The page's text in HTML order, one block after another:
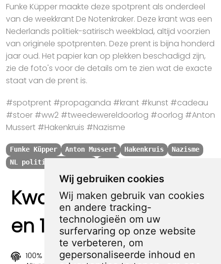
Wij gebruiken cookies
Wij maken gebruik van cookies
en andere tracking-
technologieën om uw
surfervaring op onze website
te verbeteren, om
gepersonaliseerde inhoud en
Funke Küpper maakte deze spotprent als onderdeel
van de weekkrant De Notenkraker. Deze krant was een
Nederlands politiek-satirisch weekblad, altijd voorzien
van originele spotprenten. Deze prent is bijna honderd
jaar oud. Het papier kan op plekken beschadigd zijn,
zie de foto's voor de details om te zien wat de exacte
staat van de prent is.
#spotprent #propaganda #krant #kunst #cadeau
#stoer #ww2 #tweedewereldoorlog #oorlog #Anton
Mussert #Hakenkruis #Nazisme
Funke Küpper Anton Mussert Hakenkruis
Nazisme
NL politiek voor 1945
Kwaliteit, zekerheid
en 100% sociaal
100% origineel